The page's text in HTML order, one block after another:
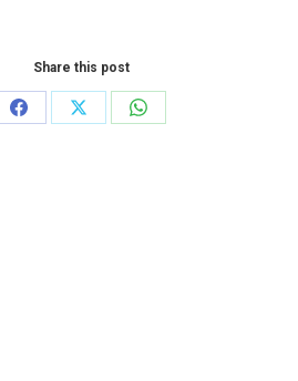
Share this post
Share
Share
Share